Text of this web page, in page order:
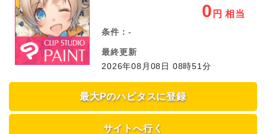
0 円 相当
条件： -
最終更新
2026年08月08日 08時51分
最大Pのハピタスに登録
サイトへ行く